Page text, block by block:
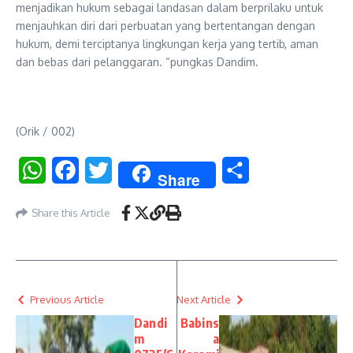
menjadikan hukum sebagai landasan dalam berprilaku untuk
menjauhkan diri dari perbuatan yang bertentangan dengan
hukum, demi terciptanya lingkungan kerja yang tertib, aman
dan bebas dari pelanggaran. “pungkas Dandim.
(Orik / 002)
WhatsAppFacebookTwitter Share
Share this Article
Previous Article
Dandi
m
Next Article
Babins
a